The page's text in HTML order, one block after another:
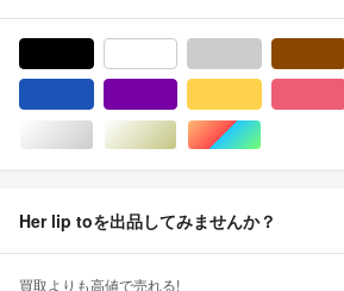
シルバー/銀色系ゴールド/金色系マルチカラー
Her lip toを出品してみませんか？
買取よりも高値で売れる!